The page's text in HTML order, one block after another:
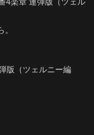
版（ツェルニー編